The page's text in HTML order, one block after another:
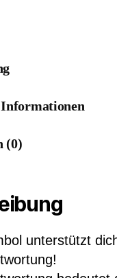
(0)
unterstützt